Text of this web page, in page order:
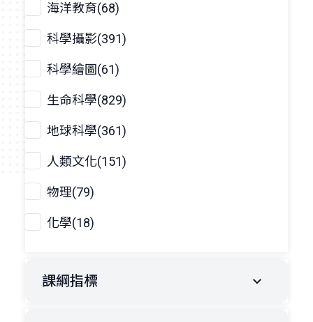
海洋教育(68)
科學攝影(391)
科學繪圖(61)
生命科學(829)
地球科學(361)
人類文化(151)
物理(79)
化學(18)
課綱指標